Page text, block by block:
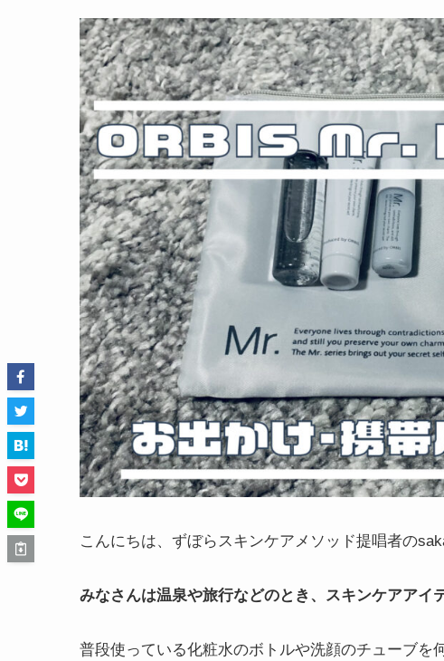
こんにちは、ずぼらスキンケアメソッド提唱者の
みなさんは温泉や旅行などのとき、スキンケアアイ
普段使っている化粧水のボトルや洗顔のチューブを